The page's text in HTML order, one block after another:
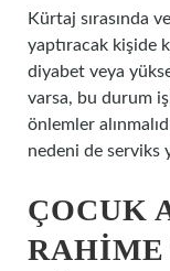
Kürtaj sırasında
yaptıracak kişide
diyabet veya
varsa, bu durum
önlemler
nedeni de serviks
ÇOCUK
RAHIME